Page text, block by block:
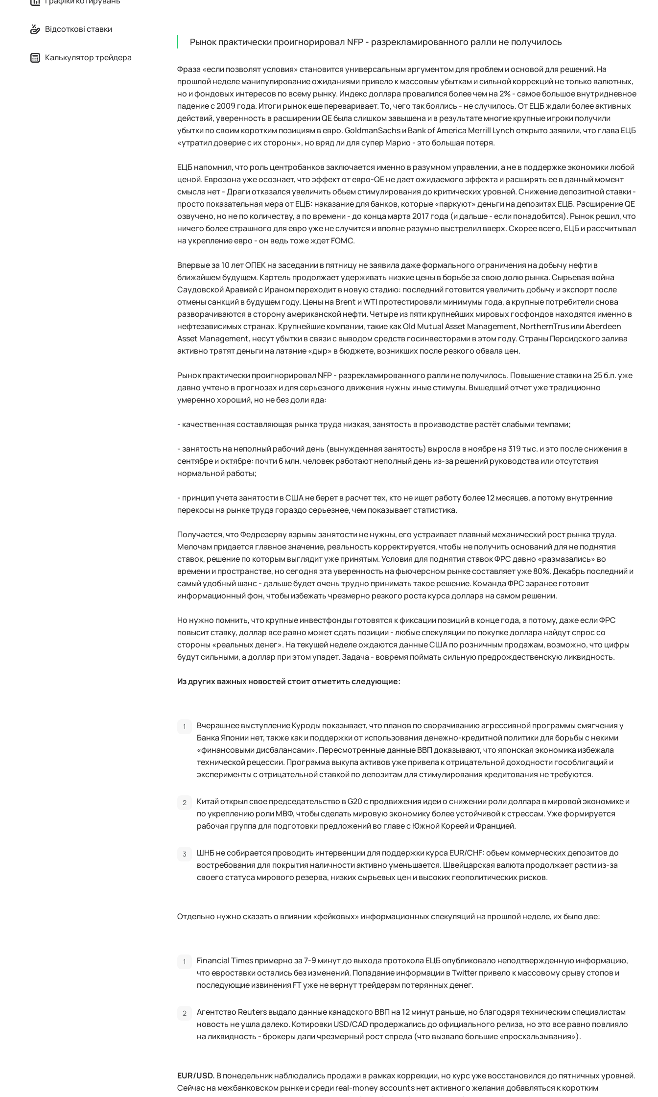
Відсоткові ставки
Калькулятор трейдера
Рынок практически проигнорировал NFP - разрекламированного ралли не получилось
Фраза «если позволят условия» становится универсальным аргументом для проблем и основой для решений. На
прошлой неделе манипулирование ожиданиями привело к массовым убыткам и сильной коррекций не только валютных,
но и фондовых интересов по всему рынку. Индекс доллара провалился более чем на 2% - самое большое внутридневное
падение с 2009 года. Итоги рынок еще переваривает. То, чего так боялись - не случилось. От ЕЦБ ждали более активных
действий, уверенность в расширении QE была слишком завышена и в результате многие крупные игроки получили
убытки по своим коротким позициям в евро. GoldmanSachs и Bank of America Merrill Lynch открыто заявили, что глава ЕЦБ
«утратил доверие с их стороны», но вряд ли для супер Марио - это большая потеря.
ЕЦБ напомнил, что роль центробанков заключается именно в разумном управлении, а не в поддержке экономики любой
ценой. Еврозона уже осознает, что эффект от евро-QE не дает ожидаемого эффекта и расширять ее в данный момент
смысла нет - Драги отказался увеличить объем стимулирования до критических уровней. Снижение депозитной ставки -
просто показательная мера от ЕЦБ: наказание для банков, которые «паркуют» деньги на депозитах ЕЦБ. Расширение QE
озвучено, но не по количеству, а по времени - до конца марта 2017 года (и дальше - если понадобится). Рынок решил, что
ничего более страшного для евро уже не случится и вполне разумно выстрелил вверх. Скорее всего, ЕЦБ и рассчитывал
на укрепление евро - он ведь тоже ждет FOMC.
Впервые за 10 лет ОПЕК на заседании в пятницу не заявила даже формального ограничения на добычу нефти в
ближайшем будущем. Картель продолжает удерживать низкие цены в борьбе за свою долю рынка. Сырьевая война
Саудовской Аравией с Ираном переходит в новую стадию: последний готовится увеличить добычу и экспорт после
отмены санкций в будущем году. Цены на Brent и WTI протестировали минимумы года, а крупные потребители снова
разворачиваются в сторону американской нефти. Четыре из пяти крупнейших мировых госфондов находятся именно в
нефтезависимых странах. Крупнейшие компании, такие как Old Mutual Asset Management, NorthernTrus или Aberdeen
Asset Management, несут убытки в связи с выводом средств госинвесторами в этом году. Страны Персидского залива
активно тратят деньги на латание «дыр» в бюджете, возникших после резкого обвала цен.
Рынок практически проигнорировал NFP - разрекламированного ралли не получилось. Повышение ставки на 25 б.п. уже
давно учтено в прогнозах и для серьезного движения нужны иные стимулы. Вышедший отчет уже традиционно
умеренно хороший, но не без доли яда:
- качественная составляющая рынка труда низкая, занятость в производстве растёт слабыми темпами;
- занятость на неполный рабочий день (вынужденная занятость) выросла в ноябре на 319 тыс. и это после снижения в
сентябре и октябре: почти 6 млн. человек работают неполный день из-за решений руководства или отсутствия
нормальной работы;
- принцип учета занятости в США не берет в расчет тех, кто не ищет работу более 12 месяцев, а потому внутренние
перекосы на рынке труда гораздо серьезнее, чем показывает статистика.
Получается, что Федрезерву взрывы занятости не нужны, его устраивает плавный механический рост рынка труда.
Мелочам придается главное значение, реальность корректируется, чтобы не получить оснований для не поднятия
ставок, решение по которым выглядит уже принятым. Условия для поднятия ставок ФРС давно «размазались» во
времени и пространстве, но сегодня эта уверенность на фьючерсном рынке составляет уже 80%. Декабрь последний и
самый удобный шанс - дальше будет очень трудно принимать такое решение. Команда ФРС заранее готовит
информационный фон, чтобы избежать чрезмерно резкого роста курса доллара на самом решении.
Но нужно помнить, что крупные инвестфонды готовятся к фиксации позиций в конце года, а потому, даже если ФРС
повысит ставку, доллар все равно может сдать позиции - любые спекуляции по покупке доллара найдут спрос со
стороны «реальных денег». На текущей неделе ождаются данные США по розничным продажам, возможно, что цифры
будут сильными, а доллар при этом упадет. Задача - вовремя поймать сильную предрождественскую ликвидность.
Из других важных новостей стоит отметить следующие:
Вчерашнее выступление Куроды показывает, что планов по сворачиванию агрессивной программы смягчения у
Банка Японии нет, также как и поддержки от использования денежно-кредитной политики для борьбы с некими
«финансовыми дисбалансами». Пересмотренные данные ВВП доказывают, что японская экономика избежала
технической рецессии. Программа выкупа активов уже привела к отрицательной доходности гособлигаций и
эксперименты с отрицательной ставкой по депозитам для стимулирования кредитования не требуются.
Китай открыл свое председательство в G20 с продвижения идеи о снижении роли доллара в мировой экономике и
по укреплению роли МВФ, чтобы сделать мировую экономику более устойчивой к стрессам. Уже формируется
рабочая группа для подготовки предложений во главе с Южной Кореей и Францией.
ШНБ не собирается проводить интервенции для поддержки курса EUR/CHF: объем коммерческих депозитов до
востребования для покрытия наличности активно уменьшается. Швейцарская валюта продолжает расти из-за
своего статуса мирового резерва, низких сырьевых цен и высоких геополитических рисков.
Отдельно нужно сказать о влиянии «фейковых» информационных спекуляций на прошлой неделе, их было две:
Financial Times примерно за 7-9 минут до выхода протокола ЕЦБ опубликовало неподтвержденную информацию,
что евроставки остались без изменений. Попадание информации в Twitter привело к массовому срыву стопов и
последующие извинения FT уже не вернут трейдерам потерянных денег.
Агентство Reuters выдало данные канадского ВВП на 12 минут раньше, но благодаря техническим специалистам
новость не ушла далеко. Котировки USD/CAD продержались до официального релиза, но это все равно повлияло
на ликвидность - брокеры дали чрезмерный рост спреда (что вызвало большие «проскальзывания»).
EUR/USD. В понедельник наблюдались продажи в рамках коррекции, но курс уже восстановился до пятничных уровней.
Сейчас на межбанковском рынке и среди real-money accounts нет активного желания добавляться к коротким